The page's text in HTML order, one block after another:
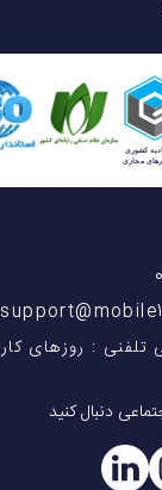
: روزهای کاری 9 الی
دنبال کنید